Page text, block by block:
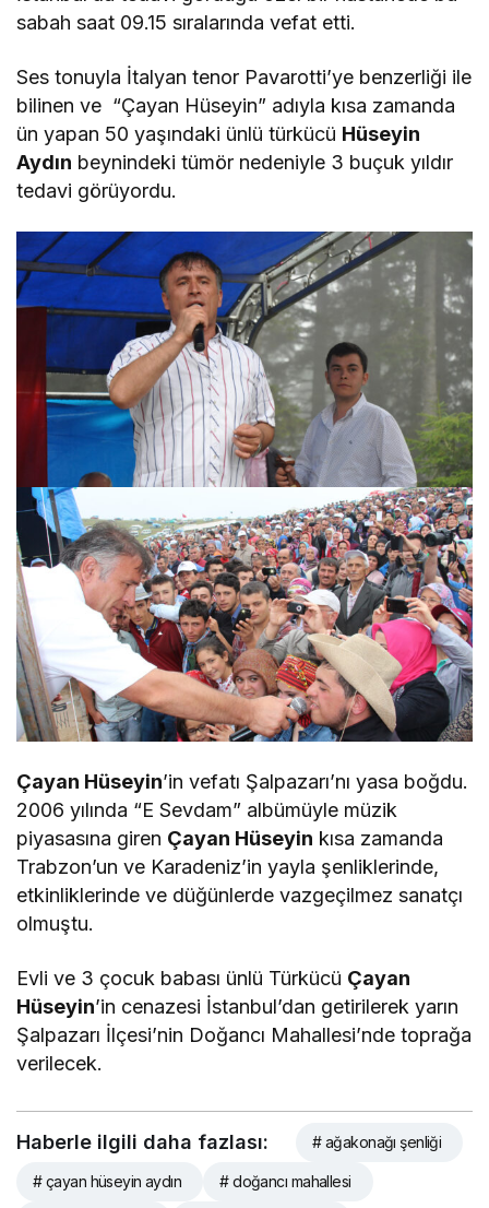
sabah saat 09.15 sıralarında vefat etti.
Ses tonuyla İtalyan tenor Pavarotti’ye benzerliği ile
bilinen ve “Çayan Hüseyin” adıyla kısa zamanda
ün yapan 50 yaşındaki ünlü türkücü Hüseyin
Aydın beynindeki tümör nedeniyle 3 buçuk yıldır
tedavi görüyordu.
Çayan Hüseyin’in vefatı Şalpazarı’nı yasa boğdu.
2006 yılında “E Sevdam” albümüyle müzik
piyasasına giren Çayan Hüseyin kısa zamanda
Trabzon’un ve Karadeniz’in yayla şenliklerinde,
etkinliklerinde ve düğünlerde vazgeçilmez sanatçı
olmuştu.
Evli ve 3 çocuk babası ünlü Türkücü Çayan
Hüseyin’in cenazesi İstanbul’dan getirilerek yarın
Şalpazarı İlçesi’nin Doğancı Mahallesi’nde toprağa
verilecek.
Haberle ilgili daha fazlası: # ağakonağı şenliği
# çayan hüseyin aydın # doğancı mahallesi